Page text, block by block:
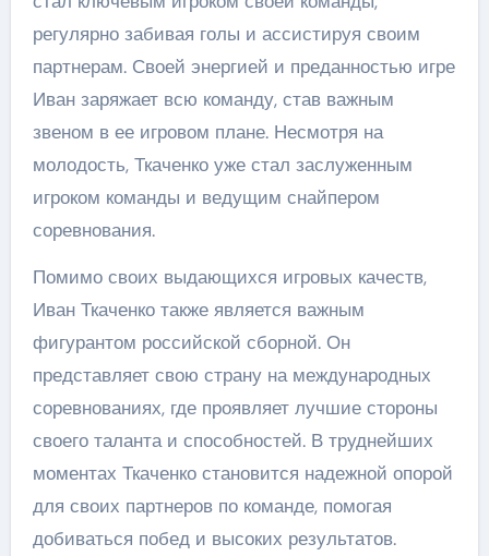
регулярно забивая голы и ассистируя своим
партнерам. Своей энергией и преданностью игре
Иван заряжает всю команду, став важным
звеном в ее игровом плане. Несмотря на
молодость, Ткаченко уже стал заслуженным
игроком команды и ведущим снайпером
соревнования.
Помимо своих выдающихся игровых качеств,
Иван Ткаченко также является важным
фигурантом российской сборной. Он
представляет свою страну на международных
соревнованиях, где проявляет лучшие стороны
своего таланта и способностей. В труднейших
моментах Ткаченко становится надежной опорой
для своих партнеров по команде, помогая
добиваться побед и высоких результатов.